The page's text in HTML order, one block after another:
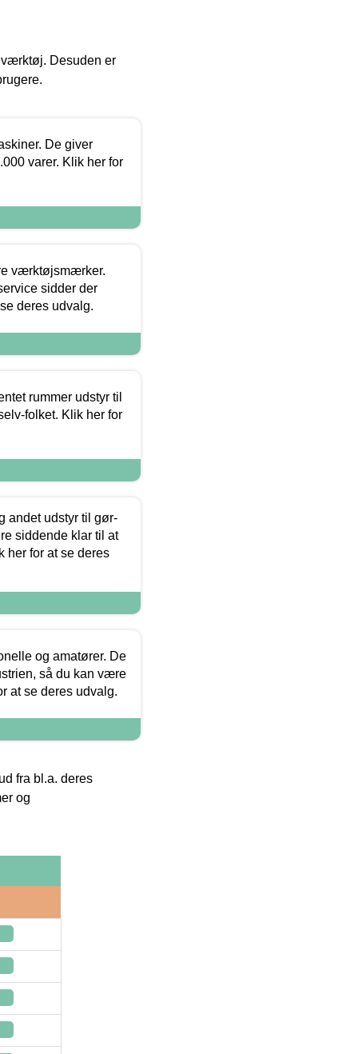
værktøj. Desuden er
De giver
varer. Klik her for
værktøjsmærker.
sidder der
deres udvalg.
rummer udstyr til
folket. Klik her for
andet udstyr til gør-
siddende klar til at
her for at se deres
og amatører. De
så du kan være
at se deres udvalg.
fra bl.a. deres
og